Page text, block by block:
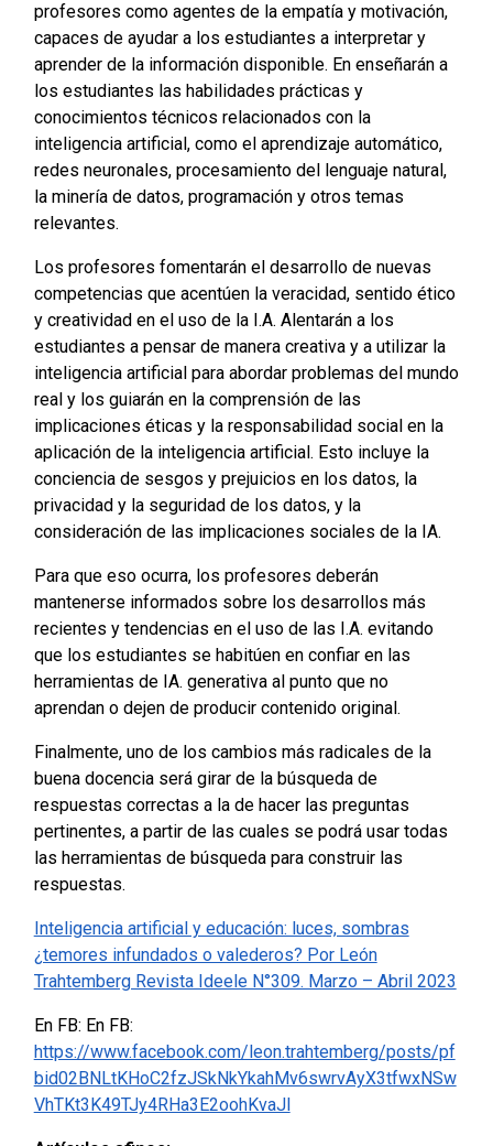
profesores como agentes de la empatía y motivación,
capaces de ayudar a los estudiantes a interpretar y
aprender de la información disponible. En enseñarán a
los estudiantes las habilidades prácticas y
conocimientos técnicos relacionados con la
inteligencia artificial, como el aprendizaje automático,
redes neuronales, procesamiento del lenguaje natural,
la minería de datos, programación y otros temas
relevantes.
Los profesores fomentarán el desarrollo de nuevas
competencias que acentúen la veracidad, sentido ético
y creatividad en el uso de la I.A. Alentarán a los
estudiantes a pensar de manera creativa y a utilizar la
inteligencia artificial para abordar problemas del mundo
real y los guiarán en la comprensión de las
implicaciones éticas y la responsabilidad social en la
aplicación de la inteligencia artificial. Esto incluye la
conciencia de sesgos y prejuicios en los datos, la
privacidad y la seguridad de los datos, y la
consideración de las implicaciones sociales de la IA.
Para que eso ocurra, los profesores deberán
mantenerse informados sobre los desarrollos más
recientes y tendencias en el uso de las I.A. evitando
que los estudiantes se habitúen en confiar en las
herramientas de IA. generativa al punto que no
aprendan o dejen de producir contenido original.
Finalmente, uno de los cambios más radicales de la
buena docencia será girar de la búsqueda de
respuestas correctas a la de hacer las preguntas
pertinentes, a partir de las cuales se podrá usar todas
las herramientas de búsqueda para construir las
respuestas.
Inteligencia artificial y educación: luces, sombras
¿temores infundados o valederos? Por León
Trahtemberg Revista Ideele N°309. Marzo – Abril 2023
En FB: En FB:
https://www.facebook.com/leon.trahtemberg/posts/pf
bid02BNLtKHoC2fzJSkNkYkahMv6swrvAyX3tfwxNSw
VhTKt3K49TJy4RHa3E2oohKvaJl